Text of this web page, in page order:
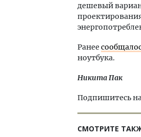
дешевый
Ранее
ноутбука.
Никита Пак
Подпишитесь
СМОТРИТЕ